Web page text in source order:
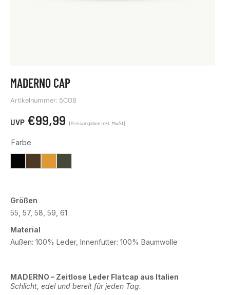
MADERNO CAP
Artikelnummer: 5C08
€99,99
Farbe
Größen
55, 57, 58, 59, 61
Material
Außen: 100% Leder, Innenfutter: 100% Baumwolle
MADERNO – Zeitlose Leder Flatcap aus Italien
Schlicht, edel und bereit für jeden Tag.